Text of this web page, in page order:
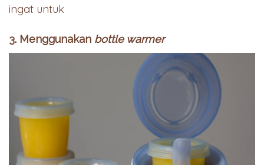
ingat untuk
3. Menggunakan bottle warmer